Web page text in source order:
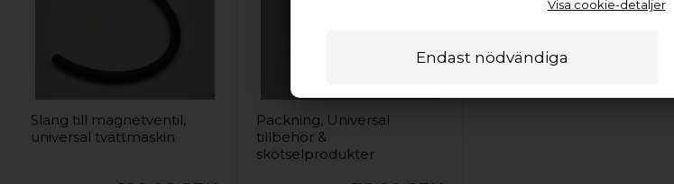
Visa cookie-detaljer
Slang till magnetventil,
universal tvättmaskin
Packning, Universal
tillbehör &
skötselprodukter